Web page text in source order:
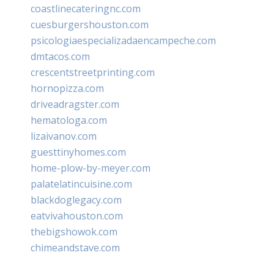
coastlinecateringnc.com
cuesburgershouston.com
psicologiaespecializadaencampeche.com
dmtacos.com
crescentstreetprinting.com
hornopizza.com
driveadragster.com
hematologa.com
lizaivanov.com
guesttinyhomes.com
home-plow-by-meyer.com
palatelatincuisine.com
blackdoglegacy.com
eatvivahouston.com
thebigshowok.com
chimeandstave.com